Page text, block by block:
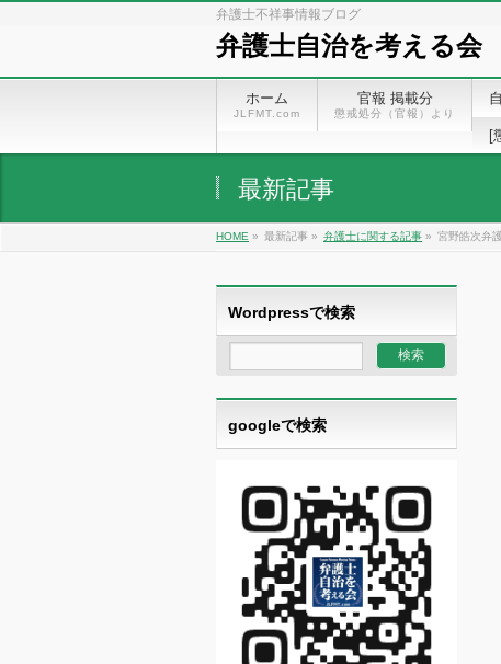
弁護士不祥事情報ブログ
弁護士自治を考える会
ホーム
JLFMT.com
官報 掲載分
懲戒処分（官報）より
[
最新記事
HOME » 最新記事 » 弁護士に関する記事 » 宮野皓次弁
Wordpressで検索
googleで検索